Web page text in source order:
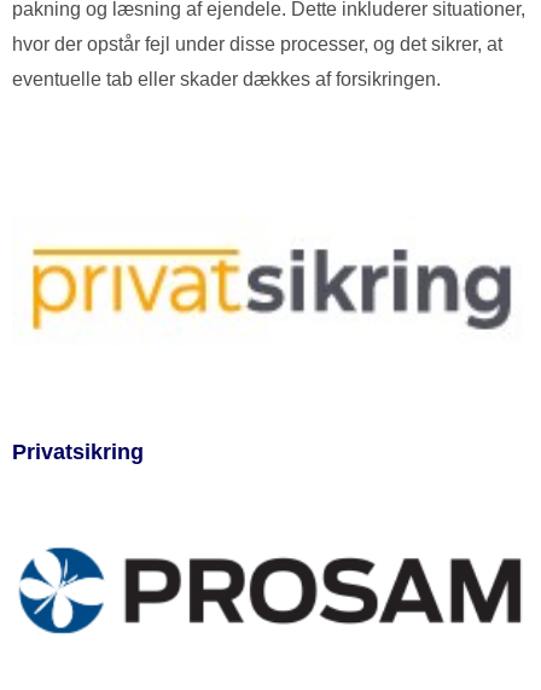
pakning og læsning af ejendele. Dette inkluderer situationer,
hvor der opstår fejl under disse processer, og det sikrer, at
eventuelle tab eller skader dækkes af forsikringen.
Privatsikring